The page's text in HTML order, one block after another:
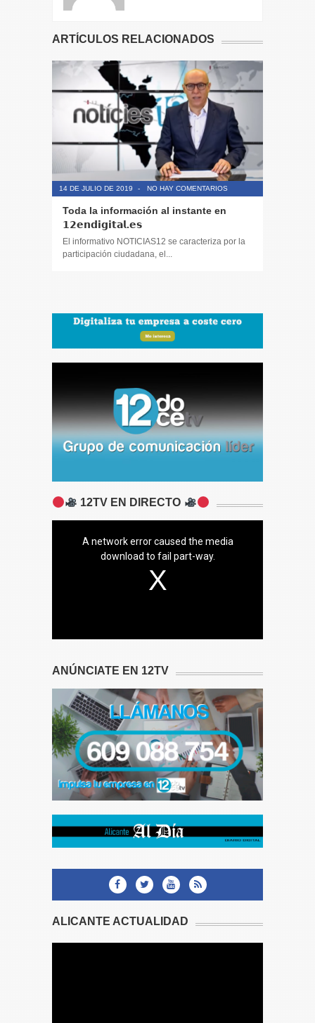
ARTÍCULOS RELACIONADOS
14 DE JULIO DE 2019 - NO HAY COMENTARIOS
Toda la información al instante en
𝟭𝟮𝗲𝗻𝗱𝗶𝗴𝗶𝘁𝗮𝗹.𝗲𝘀
El informativo NOTICIAS12 se caracteriza por la
participación ciudadana, el...
12TV EN DIRECTO
A network error caused the media
download to fail part-way.
ANÚNCIATE EN 12TV
ALICANTE ACTUALIDAD